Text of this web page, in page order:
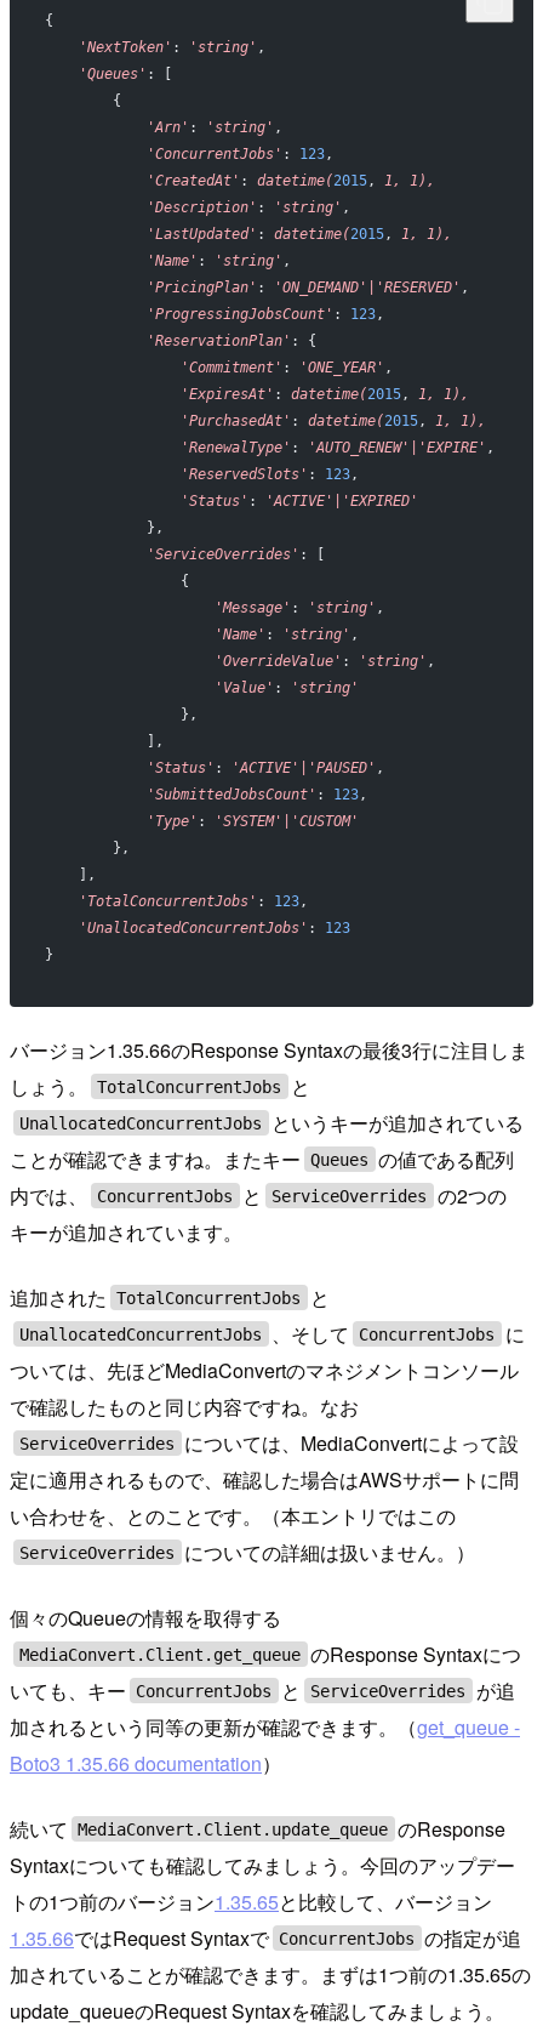
{
    'NextToken'
: 'string' ,
    'Queues'
: [
        {
            'Arn'
: 'string' ,
            'ConcurrentJobs'
: 123,
            'CreatedAt'
: datetime(2015, 1,
1),
            'Description'
: 'string' ,
            'LastUpdated'
: datetime(2015, 1,
1),
            'Name'
: 'string' ,
            'PricingPlan'
: 'ON_DEMAND'|'RESERVED' ,
            'ProgressingJobsCount'
: 123,
            'ReservationPlan'
: {
                'Commitment'
: 'ONE_YEAR' ,
                'ExpiresAt'
: datetime(2015, 1,
1),
                'PurchasedAt'
: datetime(2015, 1,
1),
                'RenewalType'
: 'AUTO_RENEW'|'EXPIRE' ,
                'ReservedSlots'
: 123,
                'Status'
:
'ACTIVE'|'EXPIRED'
            },
            'ServiceOverrides'
: [
                {
                    'Message'
: 'string' ,
                    'Name'
: 'string' ,
                    'OverrideValue'
: 'string' ,
                    'Value'
:
'string'
                },
            ],
            'Status'
: 'ACTIVE'|'PAUSED' ,
            'SubmittedJobsCount'
: 123,
            'Type'
:
'SYSTEM'|'CUSTOM'
        },
    ],
    'TotalConcurrentJobs'
: 123,
    'UnallocatedConcurrentJobs'
: 123
}
バージョン1.35.66のResponse Syntaxの最後3行に注目しま
しょう。
TotalConcurrentJobs と
UnallocatedConcurrentJobs
というキーが追加されている
ことが確認できますね。またキー Queues の値である配列
内では、
ConcurrentJobs と ServiceOverrides
の2つの
キーが追加されています。
追加された TotalConcurrentJobs と
UnallocatedConcurrentJobs 、そして ConcurrentJobs
に
ついては、先ほどMediaConvertのマネジメントコンソール
で確認したものと同じ内容ですね。なお
ServiceOverrides
については、MediaConvertによって設
定に適用されるもので、確認した場合はAWSサポートに問
い合わせを、とのことです。（本エントリではこの
ServiceOverrides についての詳細は扱いません。）
個々のQueueの情報を取得する
MediaConvert.Client.get_queue のResponse Syntaxにつ
いても、キー
ConcurrentJobs と ServiceOverrides
が追
加されるという同等の更新が確認できます。（get_queue -
Boto3 1.35.66 documentation）
続いて MediaConvert.Client.update_queue のResponse
Syntaxについても確認してみましょう。今回のアップデー
トの1つ前のバージョン1.35.65と比較して、バージョン
1.35.66ではRequest Syntaxで ConcurrentJobs の指定が追
加されていることが確認できます。まずは1つ前の1.35.65の
update_queueのRequest Syntaxを確認してみましょう。